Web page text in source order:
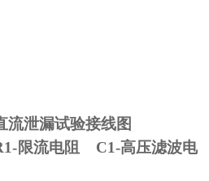
流泄漏试验接线图
限流电阻 C1-高压滤波电